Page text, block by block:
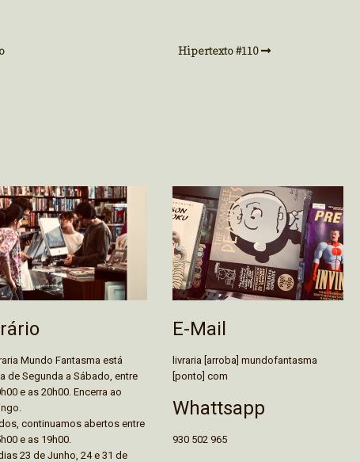
Hipertexto #110
Mundo Fantasma está
de Segunda a Sábado, entre
e as 20h00. Encerra ao
continuamos abertos entre
e as 19h00.
23 de Junho, 24 e 31 de
E-Mail
livraria [arroba] mundofantasma
[ponto] com
Whattsapp
930 502 965